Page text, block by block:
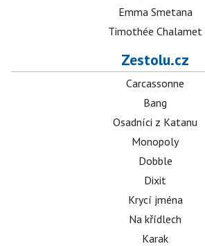
Emma Smetana
Timothée Chalamet
Zestolu.cz
Carcassonne
Bang
Osadníci z Katanu
Monopoly
Dobble
Dixit
Krycí jména
Na křídlech
Karak